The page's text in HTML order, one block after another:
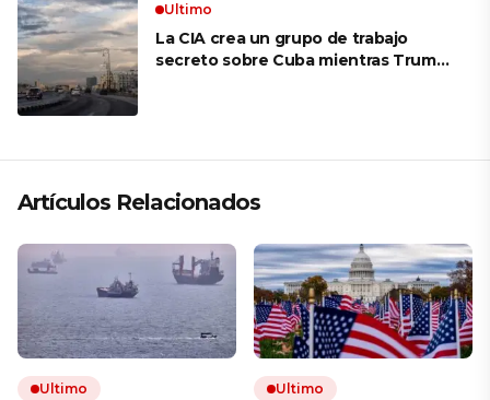
Ultimo
La CIA crea un grupo de trabajo
secreto sobre Cuba mientras Trump
Artículos Relacionados
Ultimo Ultimo